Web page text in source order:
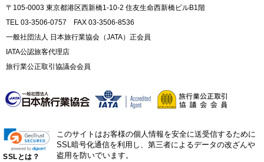
〒105-0003 東京都港区西新橋1-10-2 住友生命西新橋ビルB1階
TEL 03-3506-0757 FAX 03-3506-8536
一般社団法人 日本旅行業協会（JATA）正会員
IATA公認旅客代理店
旅行業公正取引協議会会員
SSLとは？
このサイトはお客様の個人情報を安全に送受信するために
SSL暗号化通信を利用し、第三者によるデータの改ざんや
盗用を防いでいます。